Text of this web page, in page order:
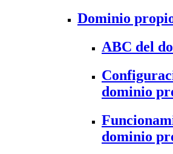
Dominio
ABC del
dominio
dominio